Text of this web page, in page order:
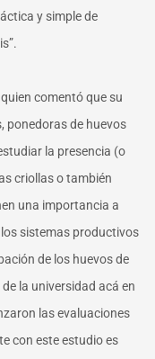
y simple de
comentó que su
ponedoras de huevos
la presencia (o
criollas o también
una importancia a
sistemas productivos
de los huevos de
la universidad acá en
las evaluaciones
con este estudio es